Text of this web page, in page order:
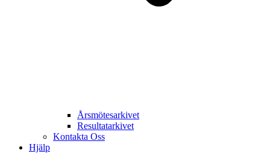
Årsmötesarkivet
Resultatarkivet
Kontakta Oss
Hjälp